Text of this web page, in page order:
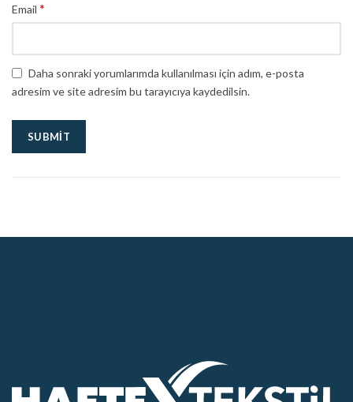
Email *
Daha sonraki yorumlarımda kullanılması için adım, e-posta
adresim ve site adresim bu tarayıcıya kaydedilsin.